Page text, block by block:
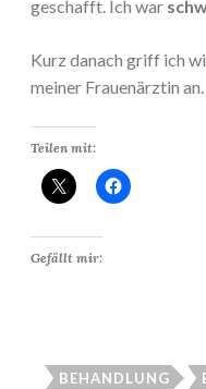
geschafft. Ich war
Kurz danach griff ich
meiner Frauenärztin an.
Teilen mit:
Gefällt mir:
BEHANDLUNG